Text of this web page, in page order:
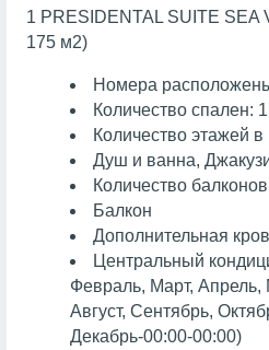
1 PRESIDENTAL SUITE SEA
175 м2)
Номера
Количество спален:
Количество этажей
Душ и ванна,
Количество
Балкон
Дополнительная
Центральный
Февраль, Март,
Август, Сентябрь,
Декабрь-00:00-00:00)